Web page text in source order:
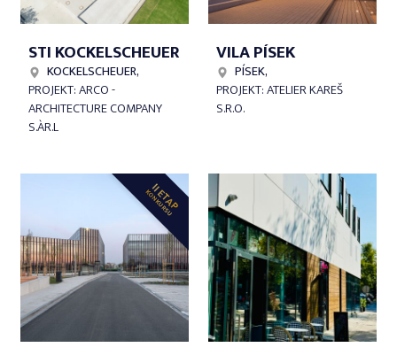
STI KOCKELSCHEUER
KOCKELSCHEUER,
PROJEKT: ARCO -
ARCHITECTURE COMPANY
S.ÀR.L
VILA PÍSEK
PÍSEK,
PROJEKT: ATELIER KAREŠ
S.R.O.
II ETAP
KONKURSU